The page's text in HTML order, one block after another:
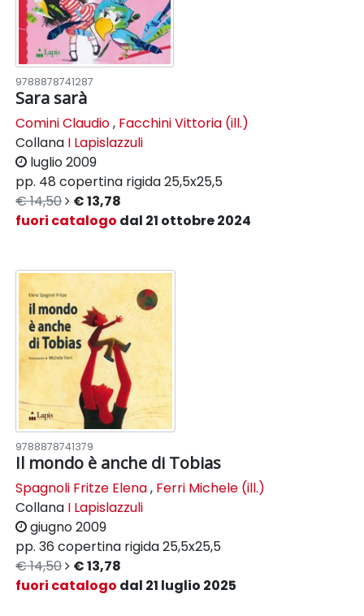
9788878741287
Sara sarà
Comini Claudio, Facchini Vittoria (ill.)
Collana I Lapislazzuli
luglio 2009
pp. 48 copertina rigida25,5x25,5
€ 14,50
€ 13,78
fuori catalogo dal 21 ottobre 2024
9788878741379
Il mondo è anche di Tobias
Spagnoli Fritze Elena, Ferri Michele (ill.)
Collana I Lapislazzuli
giugno 2009
pp. 36 copertina rigida25,5x25,5
€ 14,50
€ 13,78
fuori catalogo dal 21 luglio 2025